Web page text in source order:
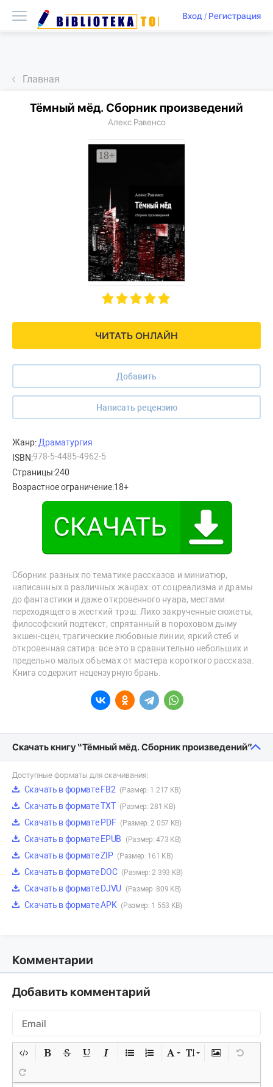
Вход/ Регистрация
Главная
ЧИТАТЬ ОНЛАЙН
Добавить
Написать рецензию
Тёмный мёд. Сборник произведений
Алекс Равенсо
Жанр:Драматургия
ISBN:978-5-4485-4962-5
Страницы:240
Возрастное ограничение:18+
Сборник разных по тематике рассказов и миниатюр,
написанных в различных жанрах: от соцреализма и драмы
до фантастики и даже откровенного нуара, местами
переходящего в жесткий трэш. Лихо закрученные сюжеты,
философский подтекст, спрятанный в пороховом дыму
экшен-сцен, трагические любовные линии, яркий стеб и
откровенная сатира: все это в сравнительно небольших и
предельно малых объемах от мастера короткого рассказа.
Книга содержит нецензурную брань.
Скачать книгу “Тёмный мёд. Сборник произведений”
Доступные форматы для скачивания:
Скачать в формате FB2 (Размер: 1 217 KB)
Скачать в формате TXT (Размер: 281 KB)
Скачать в формате PDF (Размер: 2 057 KB)
Скачать в формате EPUB (Размер: 473 KB)
Скачать в формате ZIP (Размер: 161 KB)
Скачать в формате DOC (Размер: 2 393 KB)
Скачать в формате DJVU (Размер: 809 KB)
Скачать в формате APK (Размер: 1 553 KB)
Комментарии
Добавить комментарий